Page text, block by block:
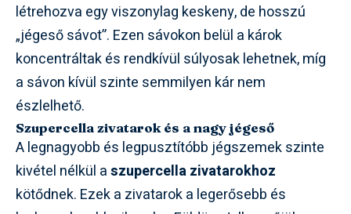
létrehozva egy viszonylag keskeny, de hosszú
„jégeső sávot”. Ezen sávokon belül a károk
koncentráltak és rendkívül súlyosak lehetnek, míg
a sávon kívül szinte semmilyen kár nem
észlelhető.
Szupercella zivatarok és a nagy jégeső
A legnagyobb és legpusztítóbb jégszemek szinte
kivétel nélkül aszupercella zivatarokhoz
kötődnek. Ezek a zivatarok a legerősebb és